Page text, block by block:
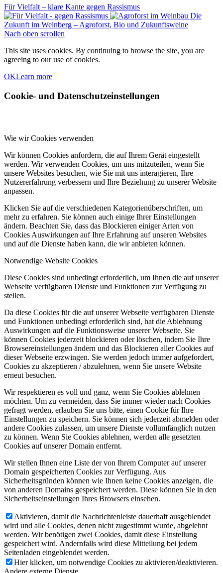
Für Vielfalt – klare Kante gegen Rassismus
Die
Zukunft im Weinberg – Agroforst, Bio und Zukunftsweine
Nach oben scrollen
This site uses cookies. By continuing to browse the site, you are
agreeing to our use of cookies.
OKLearn more
Cookie- und Datenschutzeinstellungen
Wie wir Cookies verwenden
Wir können Cookies anfordern, die auf Ihrem Gerät eingestellt
werden. Wir verwenden Cookies, um uns mitzuteilen, wenn Sie
unsere Websites besuchen, wie Sie mit uns interagieren, Ihre
Nutzererfahrung verbessern und Ihre Beziehung zu unserer Website
anpassen.
Klicken Sie auf die verschiedenen Kategorienüberschriften, um
mehr zu erfahren. Sie können auch einige Ihrer Einstellungen
ändern. Beachten Sie, dass das Blockieren einiger Arten von
Cookies Auswirkungen auf Ihre Erfahrung auf unseren Websites
und auf die Dienste haben kann, die wir anbieten können.
Notwendige Website Cookies
Diese Cookies sind unbedingt erforderlich, um Ihnen die auf unserer
Webseite verfügbaren Dienste und Funktionen zur Verfügung zu
stellen.
Da diese Cookies für die auf unserer Webseite verfügbaren Dienste
und Funktionen unbedingt erforderlich sind, hat die Ablehnung
Auswirkungen auf die Funktionsweise unserer Webseite. Sie
können Cookies jederzeit blockieren oder löschen, indem Sie Ihre
Browsereinstellungen ändern und das Blockieren aller Cookies auf
dieser Webseite erzwingen. Sie werden jedoch immer aufgefordert,
Cookies zu akzeptieren / abzulehnen, wenn Sie unsere Website
erneut besuchen.
Wir respektieren es voll und ganz, wenn Sie Cookies ablehnen
möchten. Um zu vermeiden, dass Sie immer wieder nach Cookies
gefragt werden, erlauben Sie uns bitte, einen Cookie für Ihre
Einstellungen zu speichern. Sie können sich jederzeit abmelden oder
andere Cookies zulassen, um unsere Dienste vollumfänglich nutzen
zu können. Wenn Sie Cookies ablehnen, werden alle gesetzten
Cookies auf unserer Domain entfernt.
Wir stellen Ihnen eine Liste der von Ihrem Computer auf unserer
Domain gespeicherten Cookies zur Verfügung. Aus
Sicherheitsgründen können wie Ihnen keine Cookies anzeigen, die
von anderen Domains gespeichert werden. Diese können Sie in den
Sicherheitseinstellungen Ihres Browsers einsehen.
Aktivieren, damit die Nachrichtenleiste dauerhaft ausgeblendet
wird und alle Cookies, denen nicht zugestimmt wurde, abgelehnt
werden. Wir benötigen zwei Cookies, damit diese Einstellung
gespeichert wird. Andernfalls wird diese Mitteilung bei jedem
Seitenladen eingeblendet werden.
Hier klicken, um notwendige Cookies zu aktivieren/deaktivieren.
Andere externe Dienste